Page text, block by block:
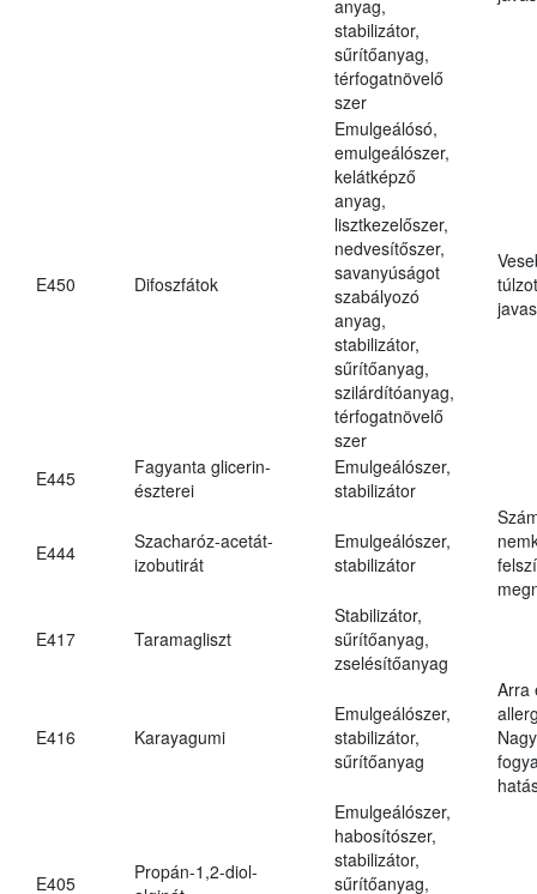
anyag,
stabilizátor,
sűrítőanyag,
térfogatnövelő
szer
E450 Difoszfátok
Emulgeálósó,
emulgeálószer,
kelátképző
anyag,
lisztkezelőszer,
nedvesítőszer,
savanyúságot
szabályozó
anyag,
stabilizátor,
sűrítőanyag,
szilárdítóanyag,
térfogatnövelő
szer
E445
Fagyanta glicerin-
észterei
Emulgeálószer,
stabilizátor
E444
Szacharóz-acetát-
izobutirát
Emulgeálószer,
stabilizátor
E417 Taramagliszt
Stabilizátor,
sűrítőanyag,
zselésítőanyag
E416 Karayagumi
Emulgeálószer,
stabilizátor,
sűrítőanyag
Arra
E405
Propán-1,2-diol-
Emulgeálószer,
habosítószer,
stabilizátor,
sűrítőanyag,